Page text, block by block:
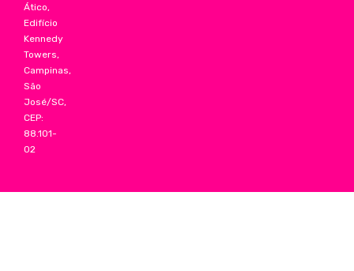
Ático,
Edifício
Kennedy
Towers,
Campinas,
São
José/SC,
CEP:
88.101-
02